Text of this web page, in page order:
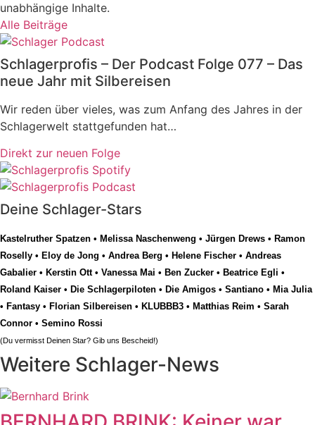
unabhängige Inhalte.
Alle Beiträge
Schlagerprofis – Der Podcast Folge 077 – Das
neue Jahr mit Silbereisen
Wir reden über vieles, was zum Anfang des Jahres in der
Schlagerwelt stattgefunden hat…
Direkt zur neuen Folge
Deine Schlager-Stars
Kastelruther Spatzen • Melissa Naschenweng • Jürgen Drews • Ramon
Roselly • Eloy de Jong • Andrea Berg • Helene Fischer • Andreas
Gabalier • Kerstin Ott• Vanessa Mai • Ben Zucker • Beatrice Egli •
Roland Kaiser • Die Schlagerpiloten • Die Amigos • Santiano • Mia Julia
• Fantasy • Florian Silbereisen • KLUBBB3 • Matthias Reim • Sarah
Connor • Semino Rossi
(Du vermisst Deinen Star? Gib uns Bescheid!)
Weitere Schlager-News